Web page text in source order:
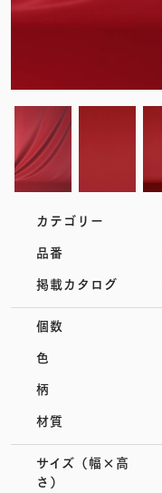
カテゴリー
品番
掲載カタログ
個数
色
柄
材質
サイズ （幅×高
さ）